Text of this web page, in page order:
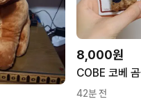
8,000원
42분 전